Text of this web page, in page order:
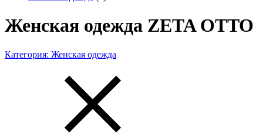
Женская одежда ZETA OTTO
Категория: Женская одежда